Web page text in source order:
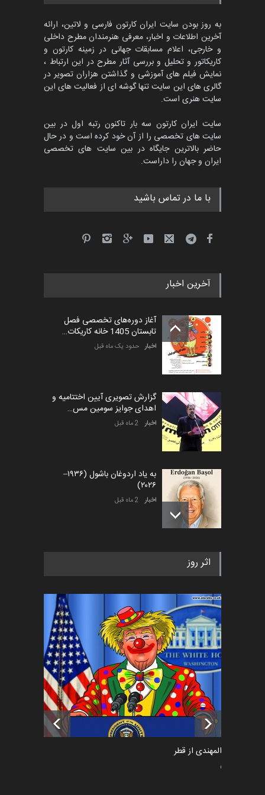
جشنواره بین‌المللی کارتون
مدارس پرتغال، ۲۰۲۷
مهلت 4 ماه دیگر
پنجمین مسابقۀ بین‌المللی
کارتون طنز «کلاه‌ای…
مهلت
به روز بودن سایت ایران کارتون فارسی و لاتین، ارائه
آخرین اطلاعات و اخبار، معرفی هنرمندان مطرح داخلی
و خارجی، اعلام مسابقات جهانی در زمینه کارتون و
کاریکاتور و تحلیل و بررسی آثار مطرح در این ارتباط ،
نمایش فیلم های آموزشی و گذاشتن هزاران تصویر در
گالری های این سایت تنها گوشه ای از فعالیت های این
سایت هنری است.
سایت ایران کارتون سه بار تاکنون رتبه اول در بین
سایت های تخصصی را از آن خود کرده است و در حال
حاضر بالاترین جایگاه در بین سایت های تخصصی
ایران و جهان را داراست.
با ما در تماس باشید
آخرین اخبار
آغاز دوره‌های تخصصی فصل
تابستان 1405 خانه کاریکات…
اخبار حدود یک ماه قبل
گزارش تصویری آیین اختتامیه و
اهدای جوایز سومین مس…
اخبار 2 ماه قبل
به یاد اردوغان باشول (۱۹۳۶–
۲۰۲۶)
اخبار 2 ماه قبل
رویداد کارگاهی کارتون و پوستر
اخبار 5 ماه قبل
فراخوان رویداد کارگاهی کارتون و
پوستر "ایران سربل…
اخبار 6 ماه قبل
تسلیت به همکار | سهراب خیری
اخبار 6 ماه قبل
اثر روز
سعد المهندی از قطر
سیاسی